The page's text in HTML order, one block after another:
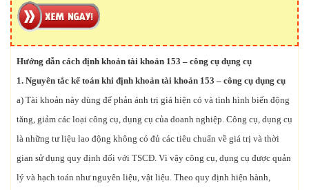
Hướng dẫn cách định khoản tài khoản 153 – công cụ dụng cụ
1. Nguyên tắc kế toán khi định khoản tài khoản 153 – công cụ dụng cụ
a) Tài khoản này dùng để phản ánh trị giá hiện có và tình hình biến động
tăng, giảm các loại công cụ, dụng cụ của doanh nghiệp. Công cụ, dụng cụ
là những tư liệu lao động không có đủ các tiêu chuẩn về giá trị và thời
gian sử dụng quy định đối với TSCĐ. Vì vậy công cụ, dụng cụ được quản
lý và hạch toán như nguyên liệu, vật liệu. Theo quy định hiện hành,